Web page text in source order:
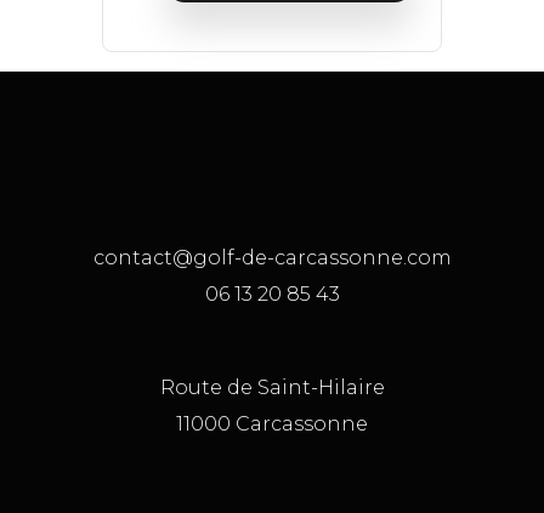
contact@golf-de-carcassonne.com
06 13 20 85 43
Route de Saint-Hilaire
11000 Carcassonne